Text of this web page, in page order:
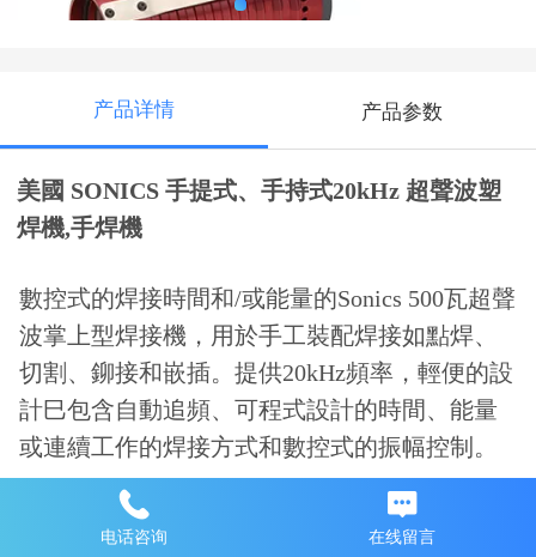
产品详情 产品参数
美國 SONICS 手提式、手持式20kHz 超聲波塑
焊機,手焊機
數控式的焊接時間和/或能量的Sonics 500瓦超聲
波掌上型焊接機，用於手工裝配焊接如點焊、
切割、鉚接和嵌插。提供20kHz頻率，輕便的設
計巳包含自動追頻、可程式設計的時間、能量
或連續工作的焊接方式和數控式的振幅控制。
20kHz 520系列手持
电话咨询 在线留言